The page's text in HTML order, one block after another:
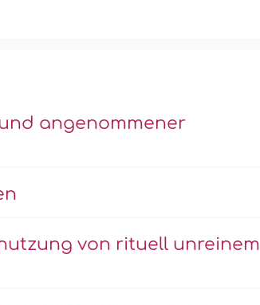
angenommener
von rituell unreinem